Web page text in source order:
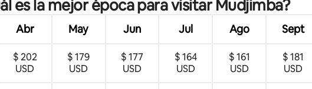
es la mejor época para visitar Mudjimba?
Abr May Jun Jul Ago Sept
$ 202
USD
$ 179
USD
$ 177
USD
$ 164
USD
$ 161
USD
$ 181
USD